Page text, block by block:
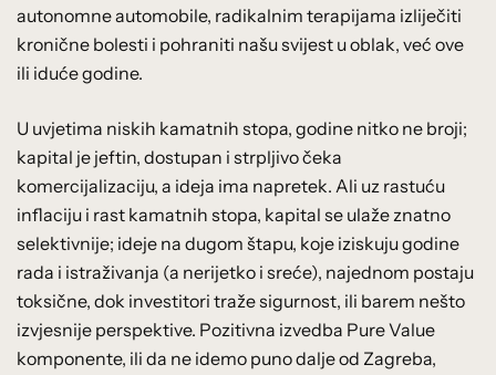
autonomne automobile, radikalnim terapijama izliječiti
kronične bolesti i pohraniti našu svijest u oblak, već ove
ili iduće godine.
U uvjetima niskih kamatnih stopa, godine nitko ne broji;
kapital je jeftin, dostupan i strpljivo čeka
komercijalizaciju, a ideja ima napretek. Ali uz rastuću
inflaciju i rast kamatnih stopa, kapital se ulaže znatno
selektivnije; ideje na dugom štapu, koje iziskuju godine
rada i istraživanja (a nerijetko i sreće), najednom postaju
toksične, dok investitori traže sigurnost, ili barem nešto
izvjesnije perspektive. Pozitivna izvedba Pure Value
komponente, ili da ne idemo puno dalje od Zagreba,